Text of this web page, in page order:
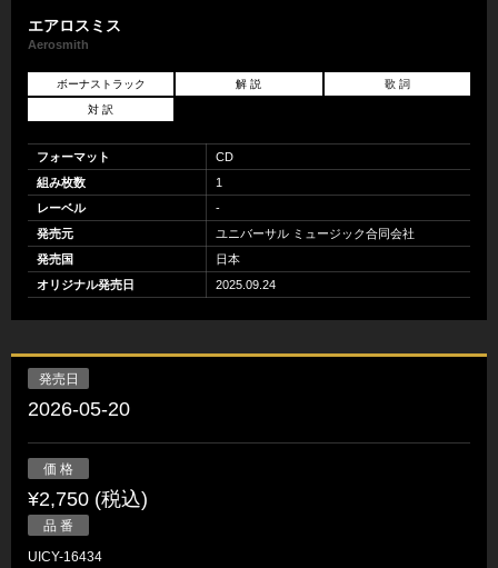
エアロスミス
Aerosmith
ボーナストラック 解 説 歌 詞
対 訳
フォーマット
CD
組み枚数
1
レーベル
-
発売元
ユニバーサル ミュージック合同会社
発売国
日本
オリジナル発売日
2025.09.24
発売日
2026-05-20
価 格
¥2,750 (税込)
品 番
UICY-16434